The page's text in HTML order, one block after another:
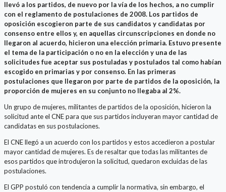
llevó a los partidos, de nuevo por la vía de los hechos, a no cumplir
con el reglamento de postulaciones de 2008. Los partidos de
oposición escogieron parte de sus candidatos y candidatas por
consenso entre ellos y, en aquellas circunscripciones en donde no
llegaron al acuerdo, hicieron una elección primaria. Estuvo presente
el tema de la participación o no en la elección y una de las
solicitudes fue aceptar sus postuladas y postulados tal como habían
escogido en primarias y por consenso. En las primeras
postulaciones que llegaron por parte de partidos de la oposición, la
proporción de mujeres en su conjunto no llegaba al 2%.
Un grupo de mujeres, militantes de partidos de la oposición, hicieron la
solicitud ante el CNE para que sus partidos incluyeran mayor cantidad de
candidatas en sus postulaciones.
El CNE llegó a un acuerdo con los partidos y estos accedieron a postular
mayor cantidad de mujeres. Es de resaltar que todas las militantes de
esos partidos que introdujeron la solicitud, quedaron excluidas de las
postulaciones.
El GPP postuló con tendencia a cumplir la normativa, sin embargo, el